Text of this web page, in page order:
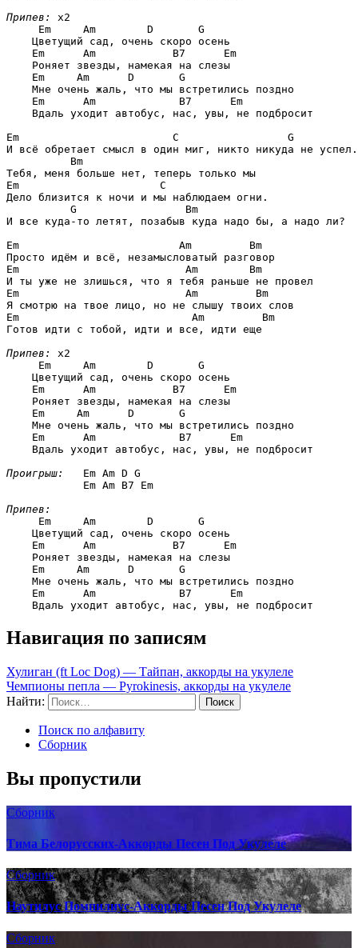
Припев:
x2
Em     Am        D       G
    Цветущий сад, очень скоро осень
Em      Am            B7      Em
    Роняет звезды, намекая на слезы
Em     Am      D       G
    Мне очень жаль, что мы встретились поздно
Em      Am             B7      Em
    Вдаль уходит автобус, нас, увы, не подбросит
Em                        C                 G
И всё обретает смысл в один миг, никто никуда не успел.
Bm
Em                      C
Дело близится к ночи и мы наблюдаем огни.
G                 Bm
И все куда-то летят, позабыв куда надо бы, а надо ли?
Em                         Am         Bm
Em                          Am        Bm
Em                          Am         Bm
Em                           Am         Bm
Готов идти с тобой, идти и все, идти еще
Припев:
x2
Em     Am        D       G
    Цветущий сад, очень скоро осень
Em      Am            B7      Em
    Роняет звезды, намекая на слезы
Em     Am      D       G
    Мне очень жаль, что мы встретились поздно
Em      Am             B7      Em
    Вдаль уходит автобус, нас, увы, не подбросит
Проигрыш:
Em Am D G
            Em Am B7 Em
Припев:
Em     Am        D       G
    Цветущий сад, очень скоро осень
Em      Am            B7      Em
    Роняет звезды, намекая на слезы
Em     Am      D       G
    Мне очень жаль, что мы встретились поздно
Em      Am             B7      Em
Навигация по записям
Хулиган (ft Loc Dog) — Тайпан, аккорды на укулеле
Чемпионы пепла — Pyrokinesis, аккорды на укулеле
Найти:
Поиск по алфавиту
Сборник
Вы пропустили
Сборник
Тима Белорусских-Аккорды Песен Под Укулеле
Сборник
Наутилус Помпилиус-Аккорды Песен Под Укулеле
Сборник